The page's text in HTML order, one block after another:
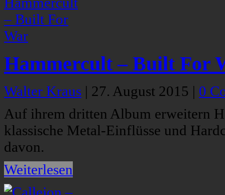
Hammercult – Built For
Walter Kraus | 27. August 2015 | 0
Auf ihrem dritten Album erweitern
klassische Metal-Einflüsse und
davon.
Weiterlesen